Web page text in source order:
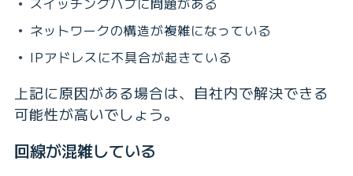
ネットワークの構造が複雑になっている
IPアドレスに不具合が起きている
上記に原因がある場合は、自社内で解決できる
可能性が高いでしょう。
回線が混雑している